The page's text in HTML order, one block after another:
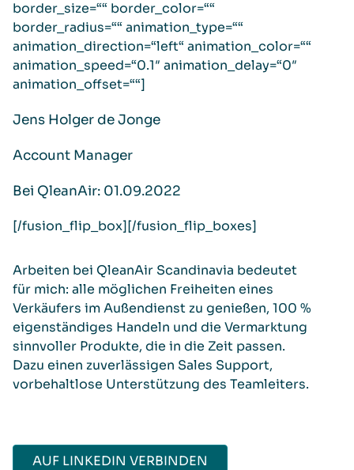
border_size=““ border_color=““
border_radius=““ animation_type=““
animation_direction=“left“ animation_color=““
animation_speed=“0.1″ animation_delay=“0″
animation_offset=““]
Jens Holger de Jonge
Account Manager
Bei QleanAir: 01.09.2022
[/fusion_flip_box][/fusion_flip_boxes]
Arbeiten bei QleanAir Scandinavia bedeutet
für mich: alle möglichen Freiheiten eines
Verkäufers im Außendienst zu genießen, 100 %
eigenständiges Handeln und die Vermarktung
sinnvoller Produkte, die in die Zeit passen.
Dazu einen zuverlässigen Sales Support,
vorbehaltlose Unterstützung des Teamleiters.
AUF LINKEDIN VERBINDEN